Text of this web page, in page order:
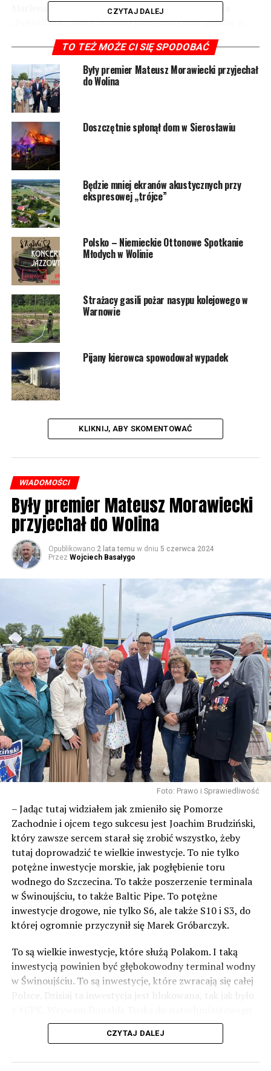
Marlena jako pierwsza zgłosiła propozycję imienia
„Postulinka”, które zdobyło największą ilość głosów w
sondzie internetowej.
W czerwcu tego roku w Zagrodzie Pokazowej Żubrów
WPN przyszło na świat żubrzątko – samica. Maluch ma
się dobrze, jest pod stałą opieką swojej mamy. Matką
kilkumiesięcznej jałówki jest krowa Posawa, zaś ojcem
jest byk – Polanin.
Foto: M. Szweik/WPN
16097 odsłon
POWIĄZANE TEMATY:
NASTĘPNY
Złóż wniosek na zakup tańszego węgla
NIE PRZEGAP
Samochód wjechał do Dziwny. Płetwonurkowie
przeszukali wrak
CZYTAJ DALEJ
TO TEŻ MOŻE CI SIĘ SPODOBAĆ
Były premier Mateusz Morawiecki przyjechał
do Wolina
Doszczętnie spłonął dom w Sierosławiu
Będzie mniej ekranów akustycznych przy
ekspresowej „trójce”
Polsko – Niemieckie Ottonowe Spotkanie
Młodych w Wolinie
Strażacy gasili pożar nasypu kolejowego w
Warnowie
Pijany kierowca spowodował wypadek
KLIKNIJ, ABY SKOMENTOWAĆ
WIADOMOŚCI
Były premier Mateusz Morawiecki
przyjechał do Wolina
Opublikowano 2 lata temu w dniu 5 czerwca 2024
Przez Wojciech Basałygo
Foto: Prawo i Sprawiedliwość
– Jadąc tutaj widziałem jak zmieniło się Pomorze
Zachodnie i ojcem tego sukcesu jest Joachim Brudziński,
który zawsze sercem starał się zrobić wszystko, żeby
tutaj doprowadzić te wielkie inwestycje. To nie tylko
potężne inwestycje morskie, jak pogłębienie toru
wodnego do Szczecina. To także poszerzenie terminala
w Świnoujściu, to także Baltic Pipe. To potężne
inwestycje drogowe, nie tylko S6, ale także S10 i S3, do
której ogromnie przyczynił się Marek Gróbarczyk.
To są wielkie inwestycje, które służą Polakom. I taką
inwestycją powinien być głębokowodny terminal wodny
w Świnoujściu. To są inwestycje, które zwracają się całej
Polsce. Dzisiaj ta inwestycja jest blokowana, tak jak było
odblokowania CPK.
wykorzystać wspaniały potencjał Zachodniego Pomorza,
CZYTAJ DALEJ